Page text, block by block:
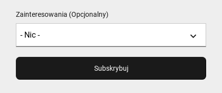
Zainteresowania (Opcjonalny)